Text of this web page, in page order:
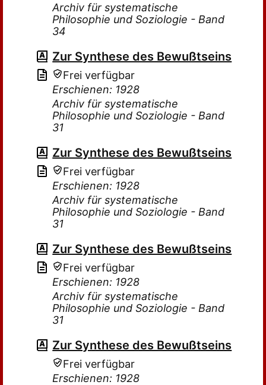
Archiv für systematische
Philosophie und Soziologie - Band
34
Zur Synthese des Bewußtseins
Frei verfügbar
Erschienen: 1928
Archiv für systematische
Philosophie und Soziologie - Band
31
Zur Synthese des Bewußtseins
Frei verfügbar
Erschienen: 1928
Archiv für systematische
Philosophie und Soziologie - Band
31
Zur Synthese des Bewußtseins
Frei verfügbar
Erschienen: 1928
Archiv für systematische
Philosophie und Soziologie - Band
31
Zur Synthese des Bewußtseins
Frei verfügbar
Erschienen: 1928